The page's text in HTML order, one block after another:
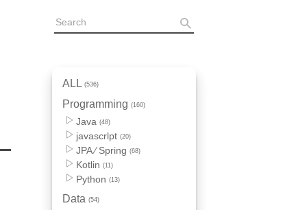
ALL (536)
Programming (160)
Java (48)
javascrlpt (20)
JPA ⁄ Spring (68)
Kotlin (11)
Python (13)
Data (54)